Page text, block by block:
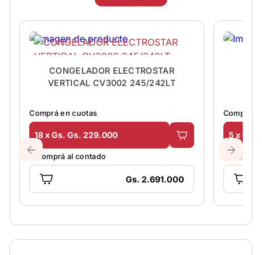
CONGELADOR ELECTROSTAR
VERTICAL CV3002 245/242LT
Comprá en cuotas
18 x Gs. Gs. 229.000
O comprá al contado
Gs. 2.691.000
Comprá
5 x Gs.
O